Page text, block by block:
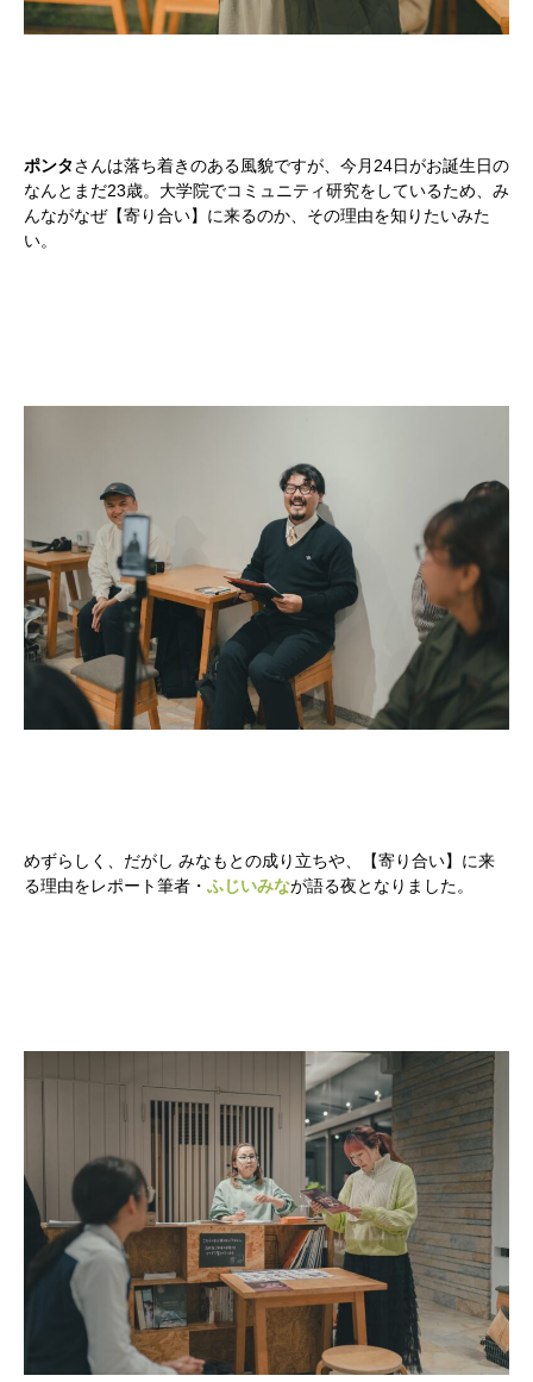
会社概要
かかみがはら暮らし委員会とは？ メンバー図鑑 活動内容
ポンタさんは落ち着きのある風貌ですが、今月24日がお誕生日の
なんとまだ23歳。大学院でコミュニティ研究をしているため、み
んながなぜ【寄り合い】に来るのか、その理由を知りたいみた
い。
めずらしく、だがし みなもとの成り立ちや、【寄り合い】に来
る理由をレポート筆者・ ふじいみなが語る夜となりました。